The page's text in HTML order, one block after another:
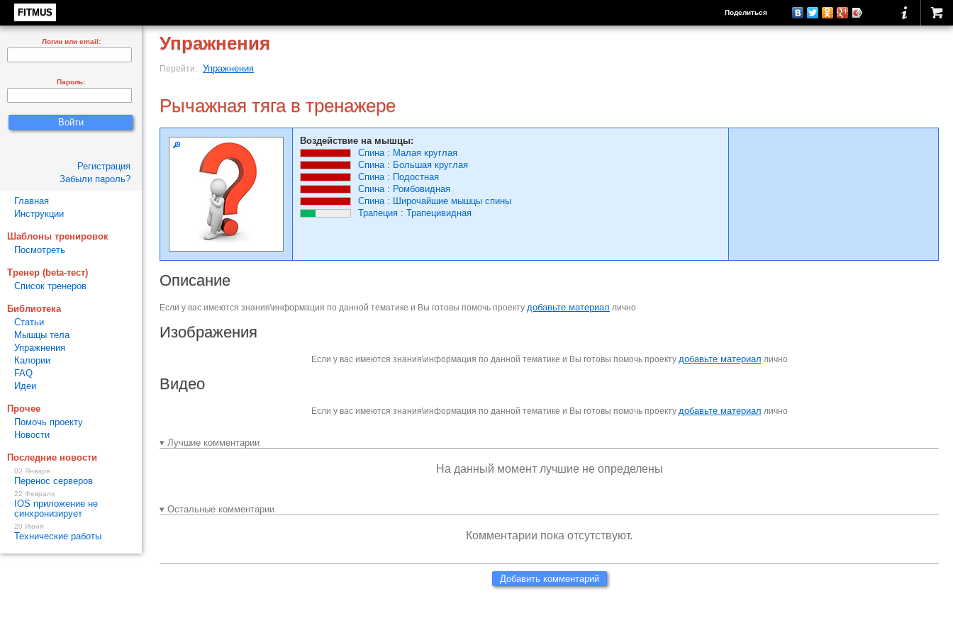
FITMUS Поделиться
Упражнения
Перейти: Упражнения
Рычажная тяга в тренажере
Воздействие на мышцы:
Спина: Малая круглая
Спина: Большая круглая
Спина: Подостная
Спина: Ромбовидная
Спина: Широчайшие мышцы спины
Трапеция : Трапецивидная
Описание
Если у вас имеются знания\информация по данной тематике и Вы готовы помочь проекту добавьте материал лично
Изображения
Если у вас имеются знания\информация по данной тематике и Вы готовы помочь проекту добавьте материал лично
Видео
Если у вас имеются знания\информация по данной тематике и Вы готовы помочь проекту добавьте материал лично
▾ Лучшие комментарии
На данный момент лучшие не определены
▾ Остальные комментарии
Комментарии пока отсутствуют.
Добавить комментарий
Логин или email:
Пароль:
Регистрация
Забыли пароль?
Главная
Инструкции
Шаблоны тренировок
Посмотреть
Тренер (beta-тест)
Список тренеров
Библиотека
Статьи
Мышцы тела
Упражнения
Калории
FAQ
Идеи
Прочее
Помочь проекту
Новости
Последние новости
02 Января
Перенос серверов
22 Февраля
IOS приложение не
синхронизирует
20 Июня
Технические работы